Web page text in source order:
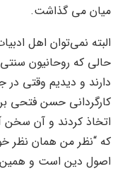
میان می گذاشت.
البته نمی‌توان اهل
حالی که روحانیون
دارند و دیدیم وقتی
کارگردانی حسن فتحی
اتخاذ کردند و آن سخن
که “نظر من همان نظر
اصول دین است و همین